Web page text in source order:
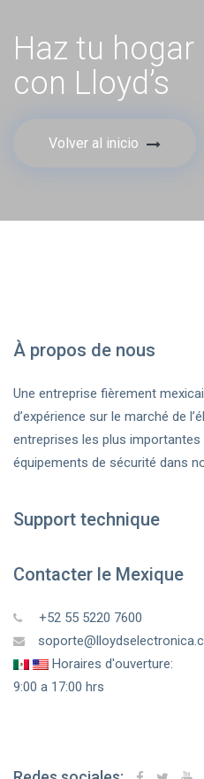
Haz tu
con Lloyd’s
Volver al inicio
À propos de nous
Une entreprise fièrement
d’expérience sur le marché de
entreprises les plus importantes
équipements de sécurité dans
Support technique
Contacter le Mexique
+52 55 5220 7600
Horaires d'ouverture:
9:00 a 17:00 hrs